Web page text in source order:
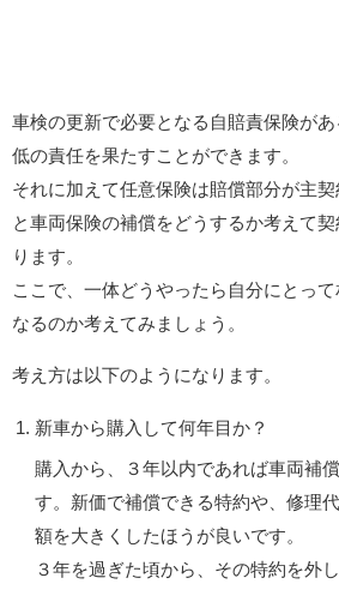
車検の更新で必要となる自賠責保険が
低の責任を果たすことができます。
それに加えて任意保険は賠償部分が主
と車両保険の補償をどうするか考えて
ります。
ここで、一体どうやったら自分にとっ
なるのか考えてみましょう。
考え方は以下のようになります。
新車から購入して何年目か？
購入から、３年以内であれば車両補
す。新価で補償できる特約や、修理
額を大きくしたほうが良いです。
３年を過ぎた頃から、その特約を外